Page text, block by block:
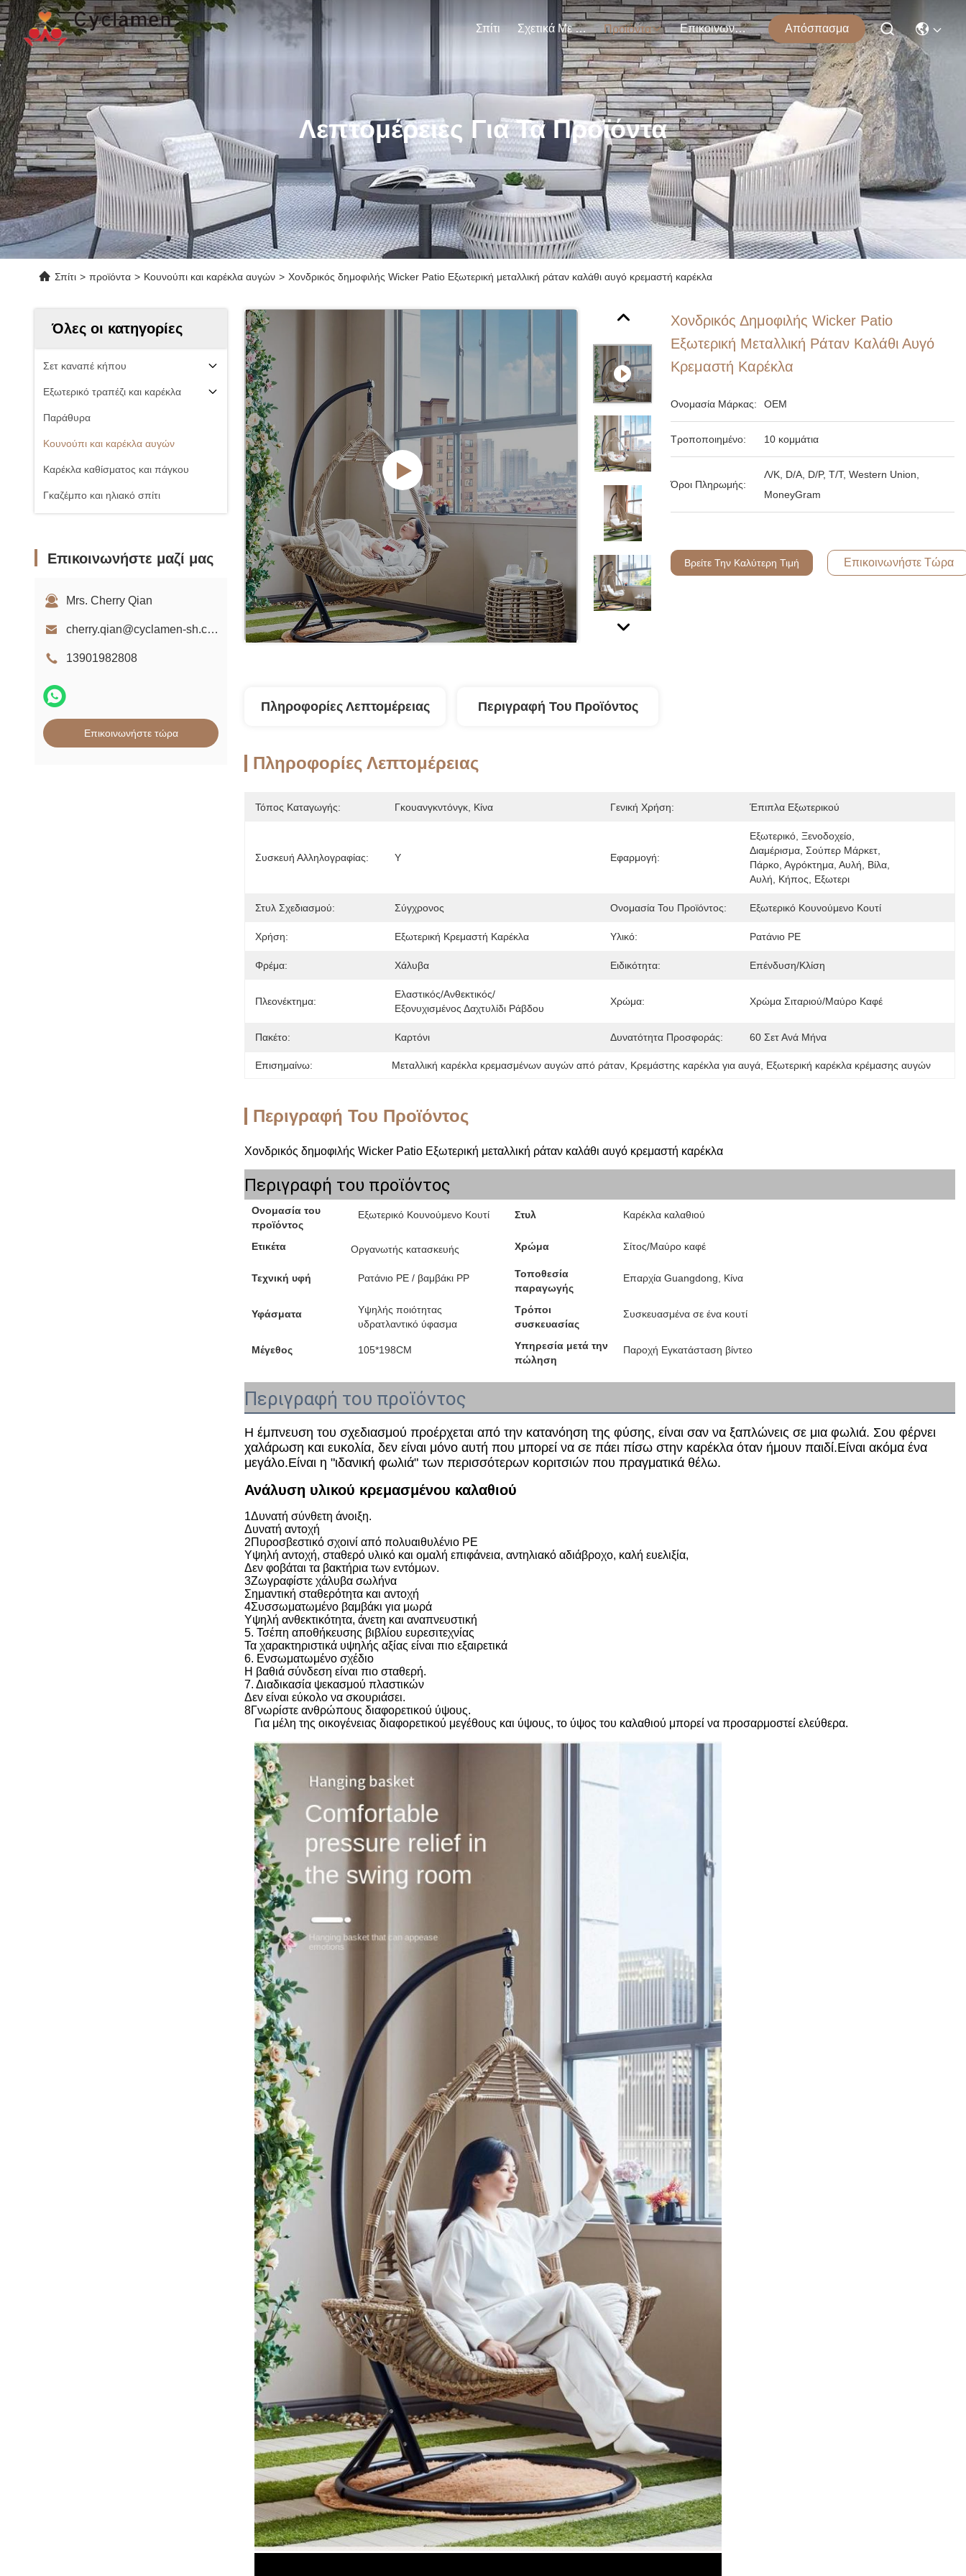
Σπίτι Σχετικά Με Εμάς Προϊόντα Επικοινωνήστε Μαζί Μας Απόσπασμα
Λεπτομέρειες Για Τα Προϊόντα
Σπίτι > προϊόντα > Κουνούπι και καρέκλα αυγών > Χονδρικός δημοφιλής Wicker Patio Εξωτερική μεταλλική ράταν καλάθι αυγό κρεμαστή καρέκλα
Όλες οι κατηγορίες
Σετ καναπέ κήπου
Εξωτερικό τραπέζι και καρέκλα
Παράθυρα
Κουνούπι και καρέκλα αυγών
Καρέκλα καθίσματος και πάγκου
Γκαζέμπο και ηλιακό σπίτι
Επικοινωνήστε μαζί μας
Mrs. Cherry Qian
cherry.qian@cyclamen-sh.com
13901982808
Επικοινωνήστε τώρα
Χονδρικός Δημοφιλής Wicker Patio
Εξωτερική Μεταλλική Ράταν Καλάθι Αυγό
Κρεμαστή Καρέκλα
Ονομασία Μάρκας: OEM
Τροποποιημένο: 10 κομμάτια
Όροι Πληρωμής:
Λ/Κ, D/A, D/P, T/T, Western Union,
MoneyGram
Βρείτε Την Καλύτερη Τιμή Επικοινωνήστε Τώρα
Πληροφορίες Λεπτομέρειας Περιγραφή Του Προϊόντος
Πληροφορίες Λεπτομέρειας
Τόπος Καταγωγής: Γκουανγκντόνγκ, Κίνα Γενική Χρήση: Έπιπλα Εξωτερικού
Συσκευή Αλληλογραφίας: Y Εφαρμογή:
Εξωτερικό, Ξενοδοχείο,
Διαμέρισμα, Σούπερ Μάρκετ,
Πάρκο, Αγρόκτημα, Αυλή, Βίλα,
Αυλή, Κήπος, Εξωτερι
Στυλ Σχεδιασμού: Σύγχρονος Ονομασία Του Προϊόντος: Εξωτερικό Κουνούμενο Κουτί
Χρήση: Εξωτερική Κρεμαστή Καρέκλα Υλικό: Ρατάνιο PE
Φρέμα: Χάλυβα Ειδικότητα: Επένδυση/κλίση
Πλεονέκτημα:
Ελαστικός/Ανθεκτικός/
Εξονυχισμένος Δαχτυλίδι Ράβδου
Χρώμα: Χρώμα Σιταριού/Μαύρο Καφέ
Πακέτο: Καρτόνι Δυνατότητα Προσφοράς: 60 Σετ Ανά Μήνα
Επισημαίνω: Μεταλλική καρέκλα κρεμασμένων αυγών από ράταν, Κρεμάστης καρέκλα για αυγά, Εξωτερική καρέκλα κρέμασης αυγών
Περιγραφή Του Προϊόντος
Χονδρικός δημοφιλής Wicker Patio Εξωτερική μεταλλική ράταν καλάθι αυγό κρεμαστή καρέκλα
Περιγραφή του προϊόντος
Ονομασία του
προϊόντος
Εξωτερικό Κουνούμενο Κουτί Στυλ Καρέκλα καλαθιού
Ετικέτα Οργανωτής κατασκευής Χρώμα Σίτος/Μαύρο καφέ
Τεχνική υφή Ρατάνιο PE / βαμβάκι PP
Τοποθεσία
παραγωγής
Επαρχία Guangdong, Κίνα
Υφάσματα
Υψηλής ποιότητας
υδρατλαντικό ύφασμα
Τρόποι
συσκευασίας
Συσκευασμένα σε ένα κουτί
Μέγεθος 105*198CM
Υπηρεσία μετά την
πώληση
Παροχή Εγκατάσταση βίντεο
Περιγραφή του προϊόντος
Η έμπνευση του σχεδιασμού προέρχεται από την κατανόηση της φύσης, είναι σαν να ξαπλώνεις σε μια φωλιά. Σου φέρνει
χαλάρωση και ευκολία, δεν είναι μόνο αυτή που μπορεί να σε πάει πίσω στην καρέκλα όταν ήμουν παιδί.Είναι ακόμα ένα
μεγάλο.Είναι η "ιδανική φωλιά" των περισσότερων κοριτσιών που πραγματικά θέλω.
Ανάλυση υλικού κρεμασμένου καλαθιού
1Δυνατή σύνθετη άνοιξη.
Δυνατή αντοχή
2Πυροσβεστικό σχοινί από πολυαιθυλένιο PE
Υψηλή αντοχή, σταθερό υλικό και ομαλή επιφάνεια, αντηλιακό αδιάβροχο, καλή ευελιξία,
Δεν φοβάται τα βακτήρια των εντόμων.
3Ζωγραφίστε χάλυβα σωλήνα
Σημαντική σταθερότητα και αντοχή
4Συσσωματωμένο βαμβάκι για μωρά
Υψηλή ανθεκτικότητα, άνετη και αναπνευστική
5. Τσέπη αποθήκευσης βιβλίου ευρεσιτεχνίας
Τα χαρακτηριστικά υψηλής αξίας είναι πιο εξαιρετικά
6. Ενσωματωμένο σχέδιο
Η βαθιά σύνδεση είναι πιο σταθερή.
7. Διαδικασία ψεκασμού πλαστικών
Δεν είναι εύκολο να σκουριάσει.
8Γνωρίστε ανθρώπους διαφορετικού ύψους.
Για μέλη της οικογένειας διαφορετικού μεγέθους και ύψους, το ύψος του καλαθιού μπορεί να προσαρμοστεί ελεύθερα.